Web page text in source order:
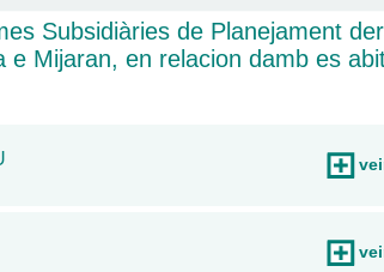
Subsidiàries de Planejament
e Mijaran, en relacion damb es